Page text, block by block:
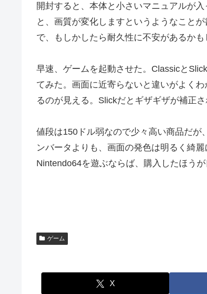
開封すると、本体と小さいマニュアルが
と、画質が変化しますというようなこと
で、もしかしたら耐久性に不安があるかも
早速、ゲームを起動させた。Classicと
てみた。画面に近寄らないと違いがよく
るのが見える。Slickだとギザギザが補正さ
値段は150ドル弱なので少々高い商品だが
ンバータよりも、画面の発色は明るく綺
Nintendo64を遊ぶならば、購入したほうが
ゲーム
X